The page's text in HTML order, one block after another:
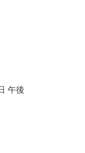
午後